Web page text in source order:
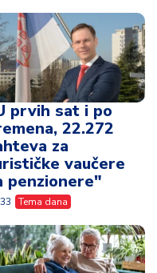
prvih sat i po
22.272
za
vaučere
penzionere"
Tema dana